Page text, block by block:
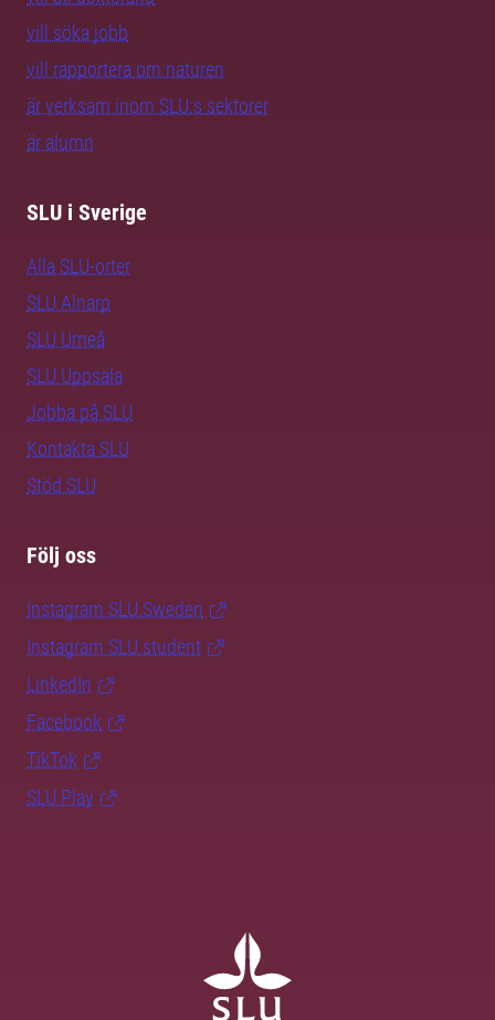
vill söka jobb
vill rapportera om naturen
är verksam inom SLU:s sektorer
är alumn
SLU i Sverige
Alla SLU-orter
SLU Alnarp
SLU Umeå
SLU Uppsala
Jobba på SLU
Kontakta SLU
Stöd SLU
Följ oss
Instagram SLU.Sweden
Instagram SLU.student
LinkedIn
Facebook
TikTok
SLU Play